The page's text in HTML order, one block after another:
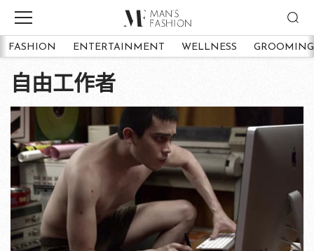
FASHION ENTERTAINMENT WELLNESS GROOMING
自由工作者